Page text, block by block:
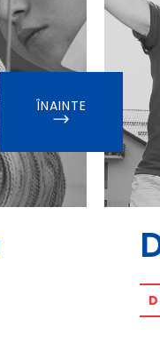
ÎNAINTE